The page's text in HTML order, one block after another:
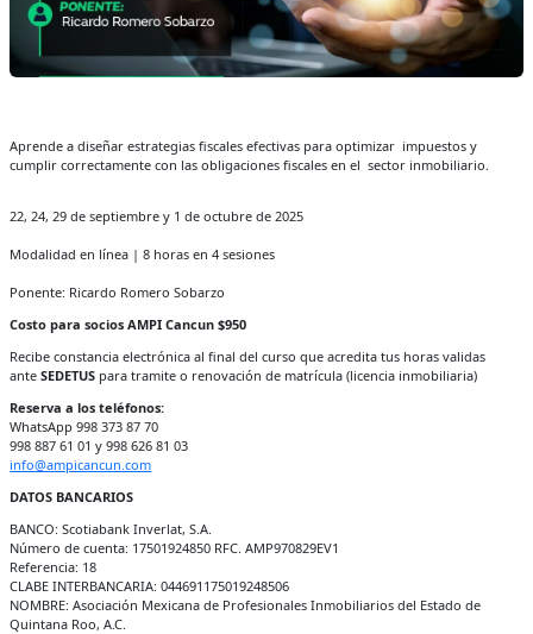
Aprende a diseñar estrategias fiscales efectivas para optimizar impuestos y
cumplir correctamente con las obligaciones fiscales en el sector inmobiliario.
22, 24, 29 de septiembre y 1 de octubre de 2025
Modalidad en línea | 8 horas en 4 sesiones
Ponente: Ricardo Romero Sobarzo
Costo para socios AMPI Cancun $950
Recibe constancia electrónica al final del curso que acredita tus horas validas
anteSEDETUS para tramite o renovación de matrícula (licencia inmobiliaria)
Reserva a los teléfonos:
WhatsApp 998 373 87 70
998 887 61 01 y 998 626 81 03
info@ampicancun.com
DATOS BANCARIOS
BANCO: Scotiabank Inverlat, S.A.
Número de cuenta: 17501924850 RFC. AMP970829EV1
Referencia: 18
CLABE INTERBANCARIA: 044691175019248506
NOMBRE: Asociación Mexicana de Profesionales Inmobiliarios del Estado de
Quintana Roo, A.C.